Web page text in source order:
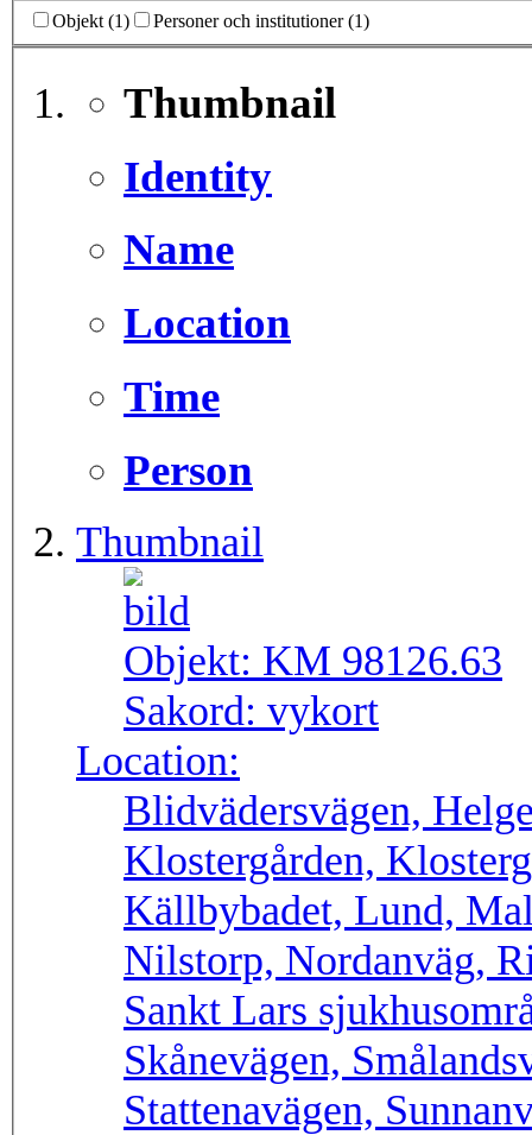
Objekt (1) Personer och institutioner (1)
Thumbnail
Identity
Name
Location
Time
Person
Thumbnail
Objekt: KM 98126.63
Sakord: vykort
Location:
Blidvädersvägen,
Klostergården,
Källbybadet, Lund,
Nilstorp, Nordanväg,
Sankt Lars
Skånevägen,
Stattenavägen,